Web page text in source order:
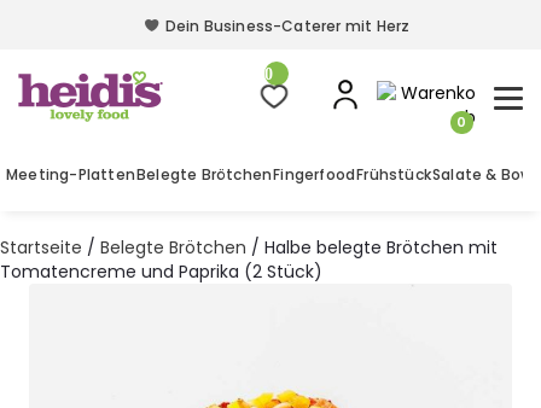
Dein Business-Caterer mit Herz
Dein Business-Caterer mit Herz
0
0
Meeting-PlattenBelegte BrötchenFingerfoodFrühstückSalate &
Startseite / Belegte Brötchen / Halbe belegte Brötchen mit
Tomatencreme und Paprika (2 Stück)